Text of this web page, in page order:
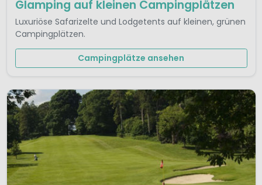
Glamping auf kleinen Campingplätzen
Luxuriöse Safarizelte und Lodgetents auf kleinen, grünen
Campingplätzen.
Campingplätze ansehen